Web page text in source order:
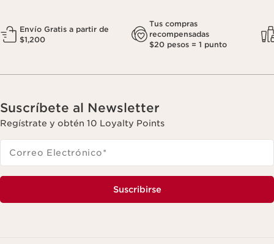
Envío Gratis a partir de
$1,200
Tus compras
recompensadas
$20 pesos = 1 punto
Suscríbete al Newsletter
Regístrate y obtén 10 Loyalty Points
Correo Electrónico*
Suscribirse